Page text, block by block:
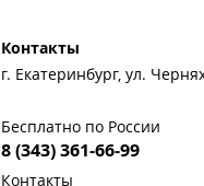
Контакты
г. Екатеринбург, ул.
Бесплатно по России
8 (343) 361-66-99
Контакты